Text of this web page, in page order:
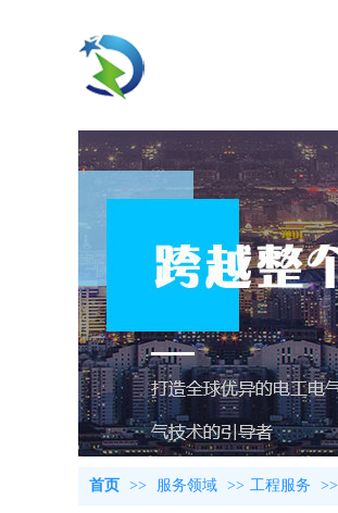
首页 >> 服务领域 >> 工程服务 >>